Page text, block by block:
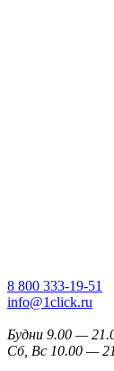
8 800 333-19-51
info@1click.ru
Будни 9.00 —
Сб, Вс 10.00 —